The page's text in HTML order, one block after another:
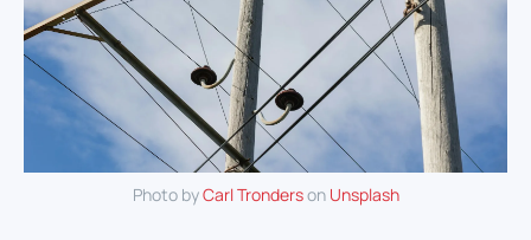
Photo byCarl Tronderson Unsplash